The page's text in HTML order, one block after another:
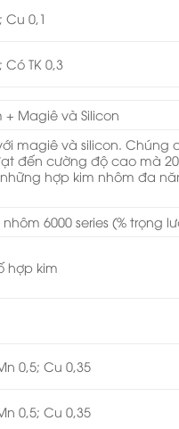
Cu 0,1
Có TK 0,3
+ Magiê và Silicon
magiê và silicon.
đến cường độ cao mà
hợp kim nhôm đa
6000 series (% trọng
hợp kim
0,5; Cu 0,35
0,5; Cu 0,35